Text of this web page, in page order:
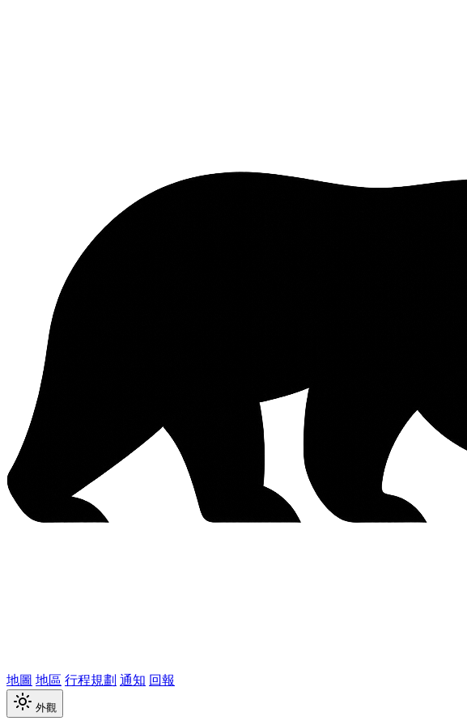
地圖 地區 行程規劃 通知 回報
外觀